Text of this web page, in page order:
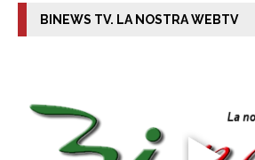
BINEWS TV. LA NOSTRA WEBTV